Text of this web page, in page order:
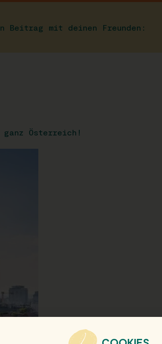
Beitrag mit deinen Freunden:
ganz Österreich!